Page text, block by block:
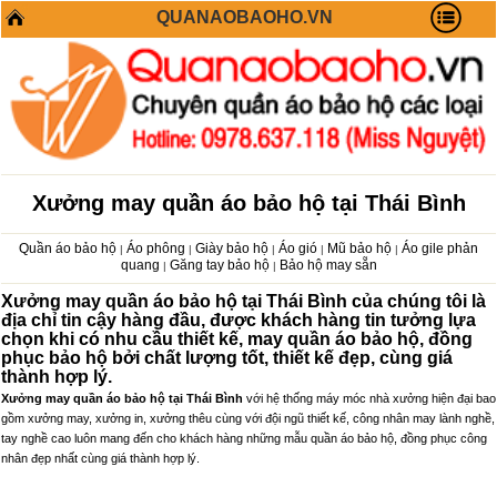
QUANAOBAOHO.VN
Xưởng may quần áo bảo hộ tại Thái Bình
Quần áo bảo hộ | Áo phông | Giày bảo hộ | Áo gió | Mũ bảo hộ | Áo gile phản
quang | Găng tay bảo hộ| Bảo hộ may sẵn
Xưởng may quần áo bảo hộ tại Thái Bình của chúng tôi là
địa chỉ tin cậy hàng đầu, được khách hàng tin tưởng lựa
chọn khi có nhu cầu thiết kế, may quần áo bảo hộ, đồng
phục bảo hộ bởi chất lượng tốt, thiết kế đẹp, cùng giá
thành hợp lý.
Xưởng may quần áo bảo hộ tại Thái Bình với hệ thống máy móc nhà xưởng hiện đại bao
gồm xưởng may, xưởng in, xưởng thêu cùng với đội ngũ thiết kế, công nhân may lành nghề,
tay nghề cao luôn mang đến cho khách hàng những mẫu quần áo bảo hộ, đồng phục công
nhân đẹp nhất cùng giá thành hợp lý.